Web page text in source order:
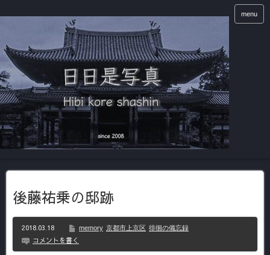
menu
後藤祐乗の邸跡
2018.03.18 memory 京都市上京区 徘徊の備忘録
コメントを書く